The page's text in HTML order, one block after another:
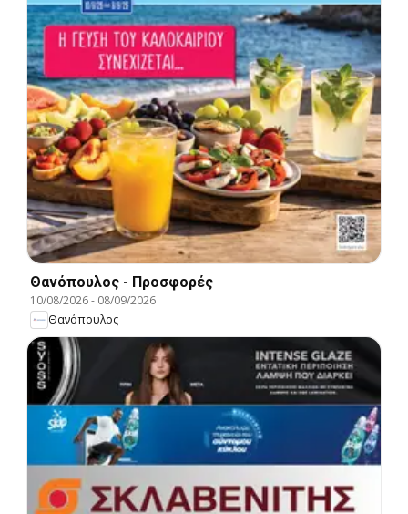
Θανόπουλος - Προσφορές
10/08/2026- 08/09/2026
Θανόπουλος